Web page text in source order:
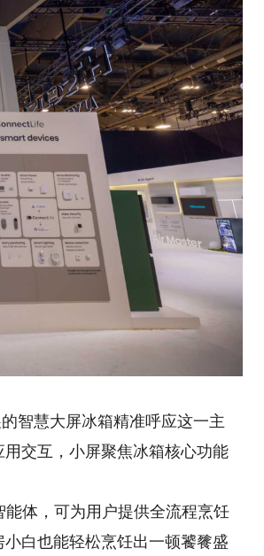
智慧大屏冰箱精准呼应这一主
交互，小屏聚焦冰箱核心功能
体，可为用户提供全流程烹饪
白也能轻松烹饪出一顿饕餮盛